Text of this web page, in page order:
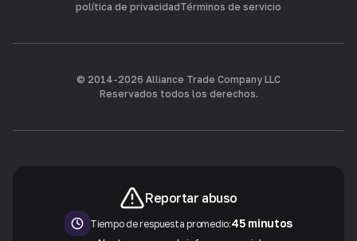
política de privacidadTérminos de servicio
© 2014-2026 Alliance Trade Company LLC
Reservados todos los derechos.
Reportar abuso
Tiempo de respuesta promedio:45 minutos